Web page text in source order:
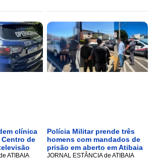
clínica
de
ATIBAIA
Polícia Militar prende três
homens com mandados de
prisão em aberto em Atibaia
JORNAL ESTÂNCIA de ATIBAIA